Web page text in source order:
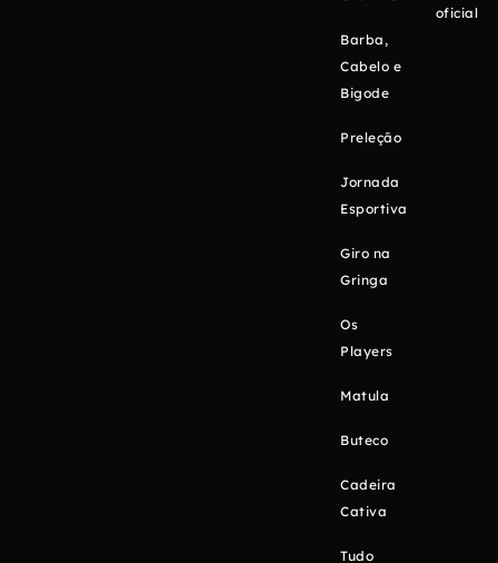
Barba,
Cabelo e
Bigode
Preleção
Jornada
Esportiva
Giro na
Gringa
Os
Players
Matula
Buteco
Cadeira
Cativa
Tudo
oficial